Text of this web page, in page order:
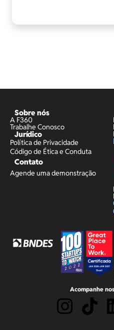
Sobre nós
A F360
Trabalhe Conosco
Jurídico
Política de Privacidade
Código de Ética e Conduta
Contato
Agende uma demonstração
Acompanhe